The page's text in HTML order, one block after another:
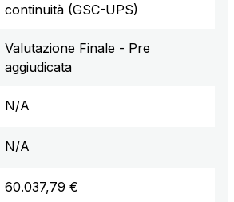
continuità (GSC-UPS)
Valutazione Finale - Pre
aggiudicata
N/A
N/A
60.037,79 €